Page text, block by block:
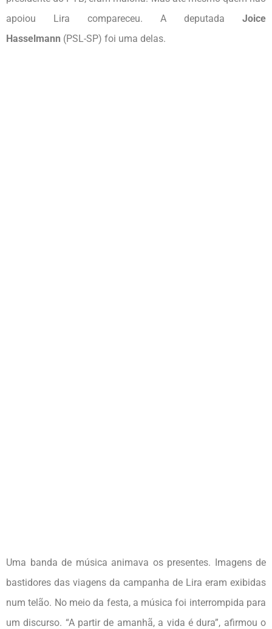
apoiou Lira compareceu. A deputada Joice
Hasselmann (PSL-SP) foi uma delas.
Uma banda de música animava os presentes. Imagens de
bastidores das viagens da campanha de Lira eram exibidas
num telão. No meio da festa, a música foi interrompida para
um discurso. “A partir de amanhã, a vida é dura”, afirmou o